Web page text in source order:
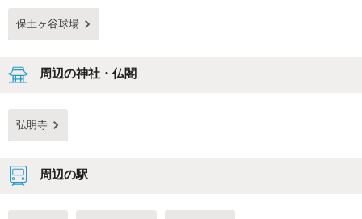
保土ヶ谷球場
周辺の神社・仏閣
弘明寺
周辺の駅